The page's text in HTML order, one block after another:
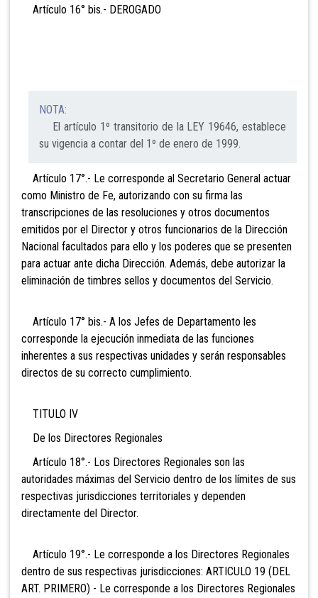
Artículo 16° bis.- DEROGADO
NOTA:
El artículo 1º transitorio de la LEY 19646, establece
su vigencia a contar del 1º de enero de 1999.
Artículo 17°.- Le corresponde al Secretario General actuar
como Ministro de Fe, autorizando con su firma las
transcripciones de las resoluciones y otros documentos
emitidos por el Director y otros funcionarios de la Dirección
Nacional facultados para ello y los poderes que se presenten
para actuar ante dicha Dirección. Además, debe autorizar la
eliminación de timbres sellos y documentos del Servicio.
Artículo 17° bis.- A los Jefes de Departamento les
corresponde la ejecución inmediata de las funciones
inherentes a sus respectivas unidades y serán responsables
directos de su correcto cumplimiento.
TITULO IV
De los Directores Regionales
Artículo 18°.- Los Directores Regionales son las
autoridades máximas del Servicio dentro de los límites de sus
respectivas jurisdicciones territoriales y dependen
directamente del Director.
Artículo 19°.- Le corresponde a los Directores Regionales
dentro de sus respectivas jurisdicciones: ARTICULO 19 (DEL
ART. PRIMERO) - Le corresponde a los Directores Regionales